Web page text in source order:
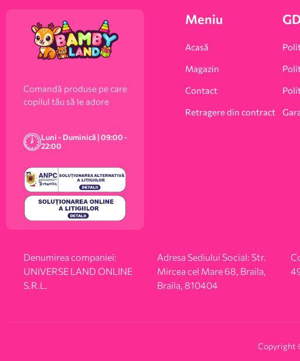
Comandă produse pe care
copilul tău să le adore
Luni - Duminică | 09:00 -
22:00
Meniu
Acasă
Magazin
Contact
Retragere din contract
Denumirea companiei:
UNIVERSE LAND ONLINE
S.R.L.
Adresa Sediului Social: Str.
Mircea cel Mare 68, Braila,
Braila, 810404
Copyright